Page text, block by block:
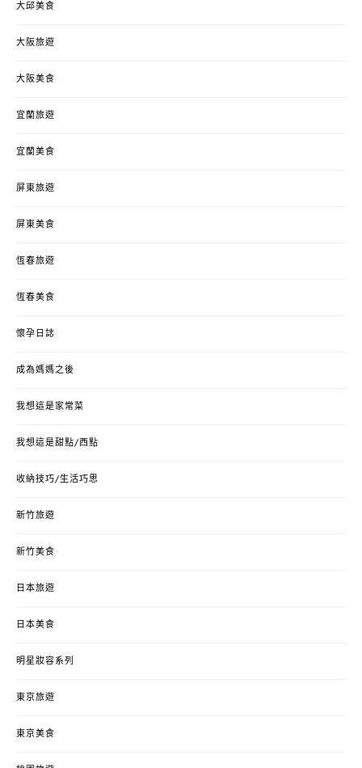
大邱美食
大阪旅遊
大阪美食
宜蘭旅遊
宜蘭美食
屏東旅遊
屏東美食
恆春旅遊
恆春美食
懷孕日誌
成為媽媽之後
我想這是家常菜
我想這是甜點/西點
收納技巧/生活巧思
新竹旅遊
新竹美食
日本旅遊
日本美食
明星妝容系列
東京旅遊
東京美食